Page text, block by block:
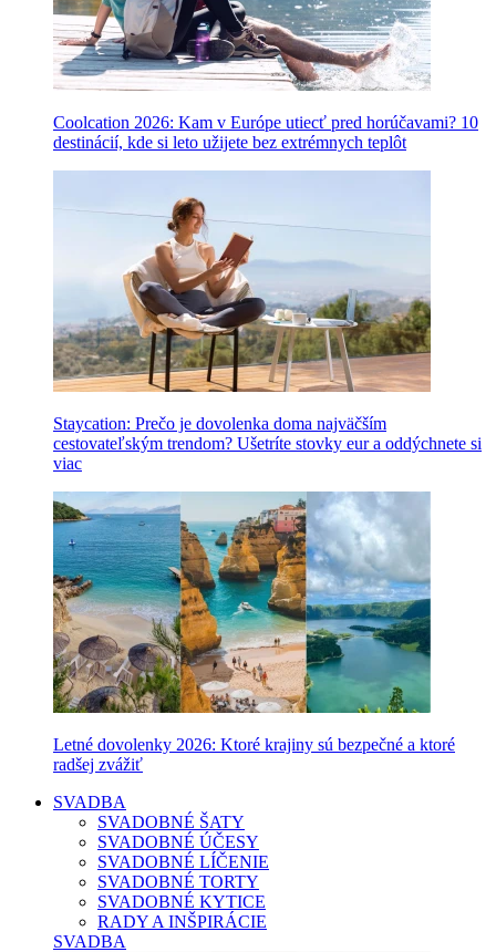
Coolcation 2026: Kam v Európe utiecť pred horúčavami? 10
destinácií, kde si leto užijete bez extrémnych teplôt
Staycation: Prečo je dovolenka doma najväčším
cestovateľským trendom? Ušetríte stovky eur a oddýchnete si
viac
Letné dovolenky 2026: Ktoré krajiny sú bezpečné a ktoré
radšej zvážiť
SVADBA
SVADOBNÉ ŠATY
SVADOBNÉ ÚČESY
SVADOBNÉ LÍČENIE
SVADOBNÉ TORTY
SVADOBNÉ KYTICE
RADY A INŠPIRÁCIE
SVADBA